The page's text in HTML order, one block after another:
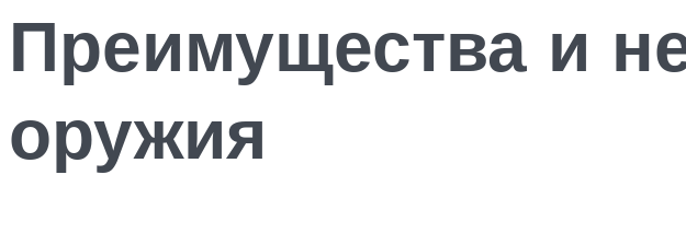
Преимущества и
оружия